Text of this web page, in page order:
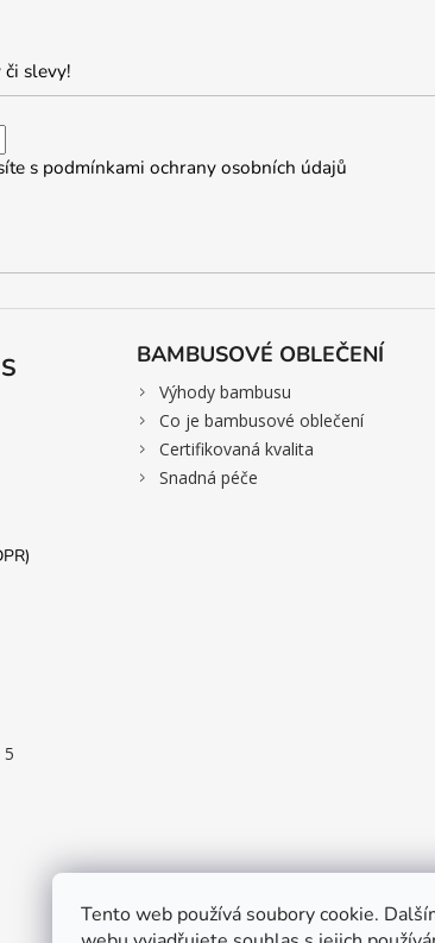
Tento web používá soubory cookie.
či slevy!
s podmínkami ochrany osobních údajů
BAMBUSOVÉ OBLEČENÍ
> Výhody bambusu
> Co je bambusové oblečení
> Certifikovaná kvalita
> Snadná péče
5